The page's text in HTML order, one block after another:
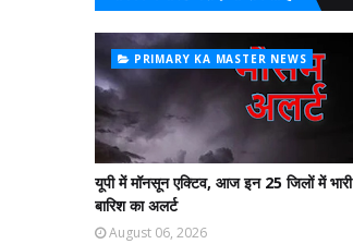
PRIMARY KA MASTER NEWS
यूपी में मॉनसून एक्टिव, आज इन 25 जिलों में भारी
बारिश का अलर्ट
August 06, 2026